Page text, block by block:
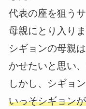
代表の座を狙う
母親にとり入りま
シギョンの母親
かせたいと思い
しかし、シギョ
いっそシギョン